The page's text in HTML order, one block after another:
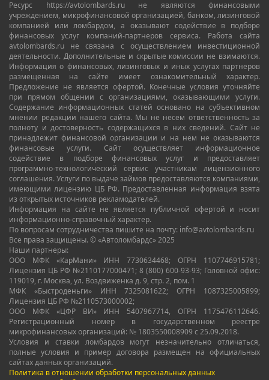
Ресурс https://avtolombards.ru не являются финансовыми
учреждением, микрофинансовой организацией, банком, лизинговой
компанией или ломбардом, а оказывают содействие в подборе
финансовых услуг компаний-партнеров сервиса. Работа сайта
avtolombards.ru не связана с осуществлением инвестиционной
деятельности. Дополнительные и скрытые комиссии не взимаются.
Информация о финансовых, лизинговых и иных услугах партнеров
размещенная на сайте имеет ознакомительный характер.
Предложение не является офертой. Конечные условия уточняйте
при прямом общении с организациями, оказывающими услуги.
Содержание информационных статей основано на субъективном
мнении редакции нашего сайта. Мы не несем ответственность за
полноту и достоверность содержащихся в них сведений. Сайт не
принадлежит финансовой организации и на нем не оказываются
финансовые услуги. Сайт осуществляет информационное
содействие в подборе финансовых услуг и предоставляет
программно-технологический сервис участникам лицензионного
соглашения. Услуги по выдаче займов предоставляются компаниями,
имеющими лицензию ЦБ РФ. Предоставленная информация взята
из открытых источников рекламодателей.
Информация на сайте не является публичной офертой и носит
информационно-справочный характер.
По вопросам сотрудничества пишите на почту: info@avtolombards.ru
Все права защищены. © «Автоломбардс» 2025
Наши партнеры:
ООО МФК «КарМани» ИНН 7730634468; ОГРН 1107746915781;
Лицензия ЦБ РФ №2110177000471; 8 (800) 600-93-93; Головной офис:
119019, г. Москва, ул. Воздвиженка д. 9, стр. 2, пом. 1
МФК «Быстроденьги» ИНН 7325081622; ОГРН 1087325005899;
Лицензия ЦБ РФ №2110573000002;
ООО МФК «ЦФР ВИ» ИНН 5407967714, ОГРН 1175476112646.
Регистрационный номер в государственном реестре
микрофинансовых организаций: № 1803550008909 с 25.09.2018.
Условия и ставки ломбардов могут незначительно отличаться,
полные условия и пример договора размещен на официальных
сайтах данных организаций.
Политика в отношении обработки персональных данных